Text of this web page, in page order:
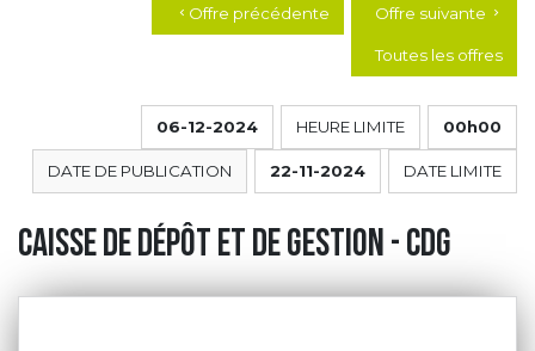
Offre suivante chevron_right
chevron_left Offre précédente
Toutes les offres
00h00
HEURE LIMITE
06-12-2024
DATE LIMITE
22-11-2024
DATE DE PUBLICATION
Caisse de Dépôt et de Gestion - CDG